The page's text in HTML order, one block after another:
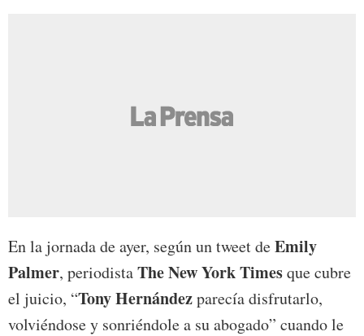
En la jornada de ayer, según un tweet deEmily
Palmer, periodistaThe New York Timesque cubre
el juicio, “Tony Hernándezparecía disfrutarlo,
volviéndose y sonriéndole a su abogado” cuando le